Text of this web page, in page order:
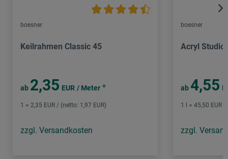
boesner
Keilrahmen Classic 45
ab 2,35 EUR / Meter *
1 = 2,35 EUR / (netto: 1,97 EUR)
zzgl. Versandkosten
boesner
Acryl Studio
ab 4,55
1 l = 45,50 EUR
zzgl.